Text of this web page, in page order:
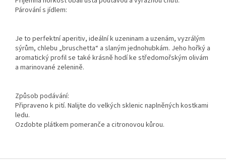
Párování s jídlem:
Je to perfektní aperitiv, ideální k uzeninam a uzenám, vyzrálým
sýrům, chlebu „bruschetta“ a slaným jednohubkám. Jeho hořký a
aromatický profil se také krásně hodí ke středomořským olivám
a marinované zelenině.
Způsob podávání:
Připraveno k pití. Nalijte do velkých sklenic naplněných kostkami
ledu.
Ozdobte plátkem pomeranče a citronovou kůrou.